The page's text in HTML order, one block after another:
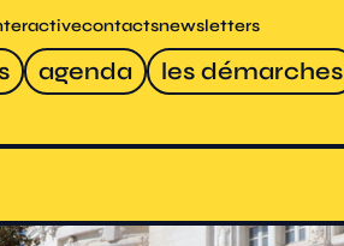
agenda les démarches
contactsnewsletters